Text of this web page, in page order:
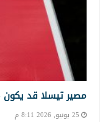
مصير تيسلا قد يكون
25 يونيو, 2026 8:11 م